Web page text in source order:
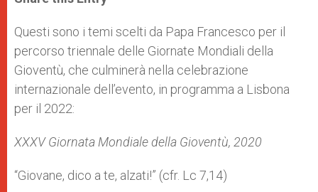
s
p
p
e
g
e
r
b
o
k
r
Questi sono i temi scelti da Papa Francesco per il
percorso triennale delle Giornate Mondiali della
Gioventù, che culminerà nella celebrazione
internazionale dell’evento, in programma a Lisbona
per il 2022:
XXXV Giornata Mondiale della Gioventù, 2020
“Giovane, dico a te, alzati!” (cfr. Lc 7,14)